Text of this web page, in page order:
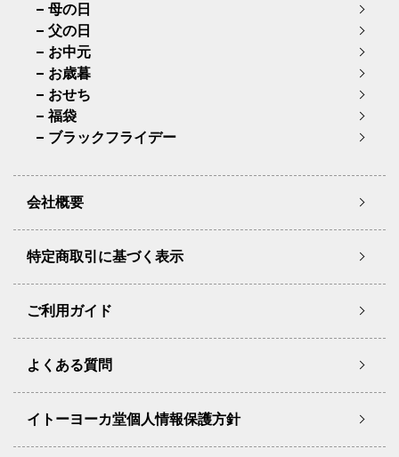
母の日
父の日
お中元
お歳暮
おせち
福袋
ブラックフライデー
会社概要
特定商取引に基づく表示
ご利用ガイド
よくある質問
イトーヨーカ堂個人情報保護方針